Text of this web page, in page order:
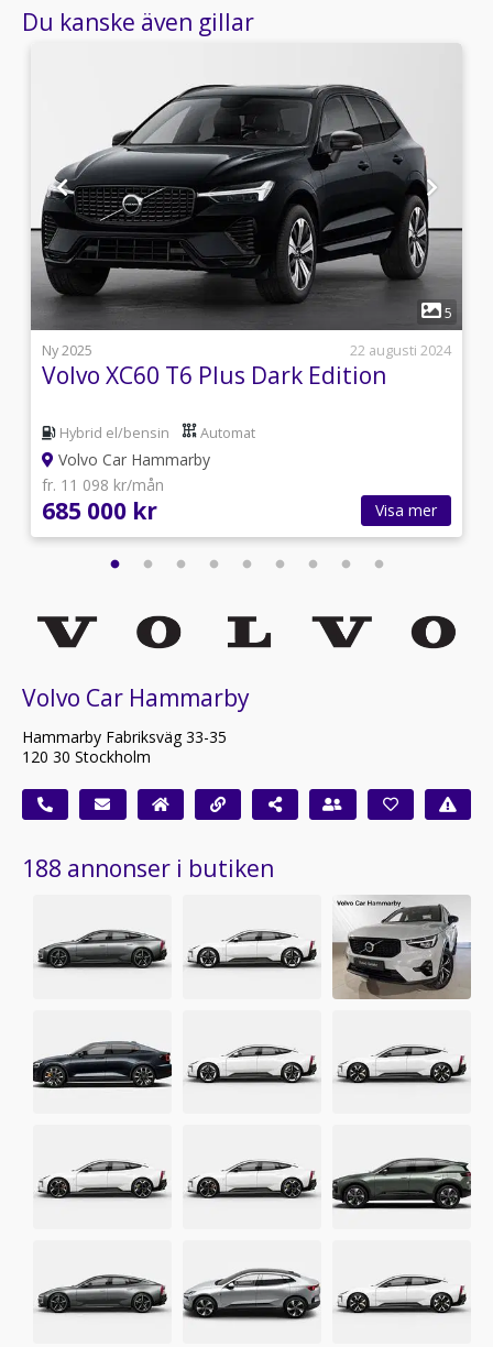
Du kanske även gillar
5
Ny 2025
22 augusti 2024
Volvo XC60 T6 Plus Dark Edition
Hybrid el/bensin Automat
Volvo Car Hammarby
fr. 11 098 kr/mån
685 000 kr Visa mer
Volvo Car Hammarby
Hammarby Fabriksväg 33-35
120 30 Stockholm
188 annonser i butiken